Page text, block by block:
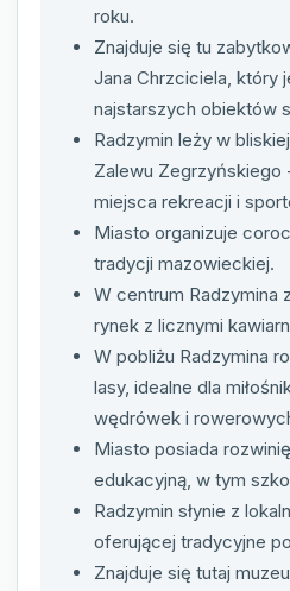
roku.
Znajduje się tu
Jana Chrzciciela, który
najstarszych obiektów
Radzymin leży w
Zalewu Zegrzyńskiego
miejsca rekreacji i
Miasto organizuje
tradycji mazowieckiej.
W centrum Radzymina
rynek z licznymi
W pobliżu Radzymina
lasy, idealne dla
wędrówek i
Miasto posiada
edukacyjną, w tym
Radzymin słynie z
oferującej tradycyjne
Znajduje się tutaj